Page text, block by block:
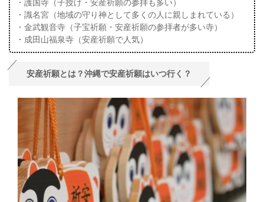
・護国寺（子授け・安産祈願の参拝も多い）
・識名宮（地域の守り神として多くの人に親しまれている）
・金武観音寺（子宝祈願・安産祈願の参拝者が多い寺）
・成田山福泉寺（安産祈願で人気）
安産祈願とは？沖縄で安産祈願はいつ行く？